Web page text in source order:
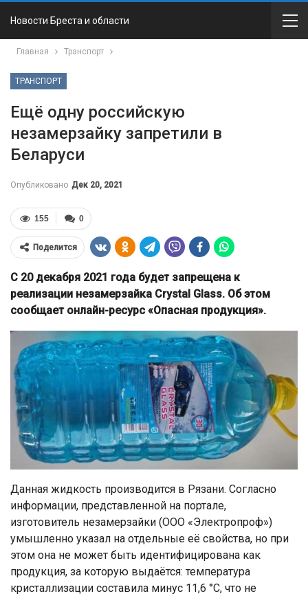
Новости Бреста и области
Главная Транспорт
ТРАНСПОРТ
Ещё одну российскую
незамерзайку запретили в
Беларуси
Опубликовано Дек 20, 2021
0
155
Поделится
С 20 декабря 2021 года будет запрещена к
реализации незамерзайка Crystal Glass. Об этом
сообщает онлайн-ресурс «Опасная продукция».
Данная жидкость производится в Рязани. Согласно
информации, представленной на портале,
изготовитель незамерзайки (ООО «Электропроф»)
умышленно указал на отдельные её свойства, но при
этом она не может быть идентифицирована как
продукция, за которую выдаётся: температура
кристаллизации составила минус 11,6 °С, что не